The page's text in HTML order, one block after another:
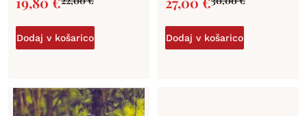
Dodaj v košarico Dodaj v košarico